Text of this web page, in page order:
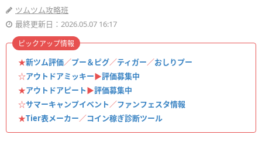
ツムツム攻略班
最終更新日：2026.05.07 16:17
★新ツム評価／プー＆ピグ／ティガー／おしりプー
☆アウトドアミッキー▶︎評価募集中
★アウトドアピート▶︎評価募集中
☆サマーキャンプイベント／ファンフェスタ情報
★Tier表メーカー／コイン稼ぎ診断ツール
ピックアップ情報